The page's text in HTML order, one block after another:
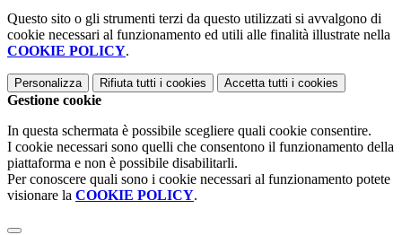
Questo sito o gli strumenti terzi da questo utilizzati si avvalgono di
cookie necessari al funzionamento ed utili alle finalità illustrate nella
COOKIE POLICY.
Personalizza Rifiuta tutti i cookies Accetta tutti i cookies
Gestione cookie
In questa schermata è possibile scegliere quali cookie consentire.
I cookie necessari sono quelli che consentono il funzionamento della
piattaforma e non è possibile disabilitarli.
Per conoscere quali sono i cookie necessari al funzionamento potete
visionare la COOKIE POLICY.